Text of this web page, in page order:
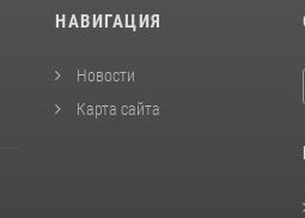
НАВИГАЦИЯ
Новости
Карта сайта